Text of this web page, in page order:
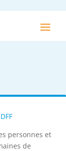
personnes et
de